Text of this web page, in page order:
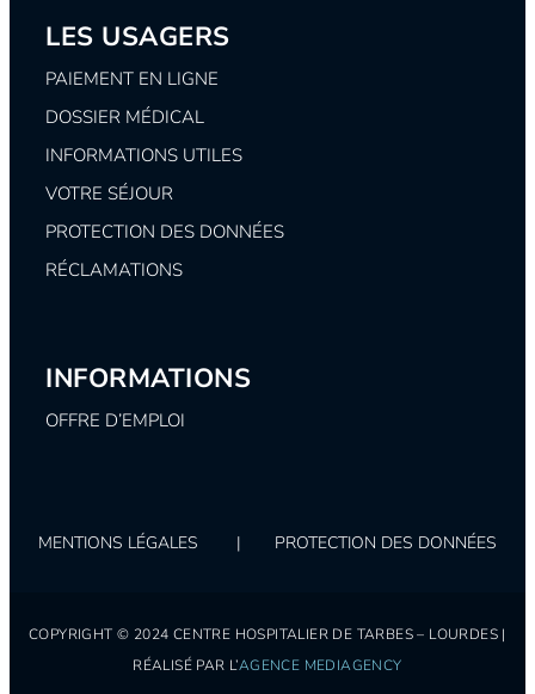
LES USAGERS
PAIEMENT EN LIGNE
DOSSIER MÉDICAL
INFORMATIONS UTILES
VOTRE SÉJOUR
PROTECTION DES DONNÉES
RÉCLAMATIONS
INFORMATIONS
OFFRE D’EMPLOI
MENTIONS LÉGALES | PROTECTION DES DONNÉES
COPYRIGHT © 2024 CENTRE HOSPITALIER DE TARBES – LOURDES |
RÉALISÉ PAR L’AGENCE MEDIAGENCY